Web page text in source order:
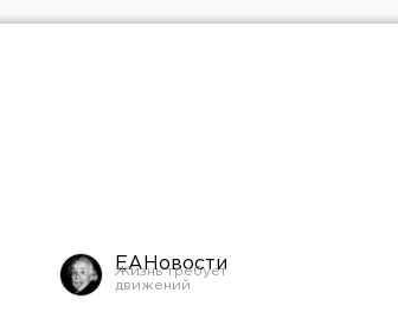
ЕАНовости